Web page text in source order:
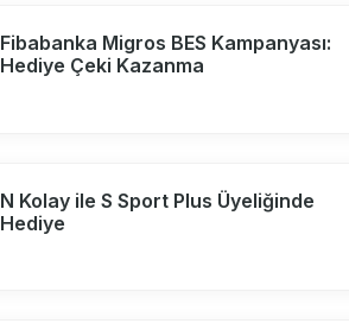
Fibabanka Migros BES Kampanyası:
Hediye Çeki Kazanma
N Kolay ile S Sport Plus Üyeliğinde
Hediye